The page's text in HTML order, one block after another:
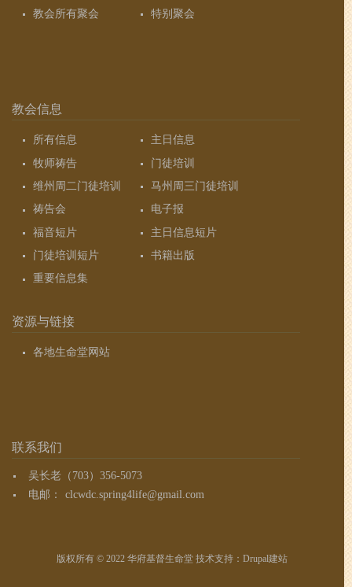
教会所有聚会 特别聚会
教会信息
所有信息
主日信息
牧师祷告
门徒培训
维州周二门徒培训
马州周三门徒培训
祷告会
电子报
福音短片
主日信息短片
门徒培训短片
书籍出版
重要信息集
资源与链接
各地生命堂网站
联系我们
吴长老（703）356-5073
电邮：
clcwdc.spring4life@gmail.com
版权所有 © 2022 华府基督生命堂 技术支持： Drupal建站